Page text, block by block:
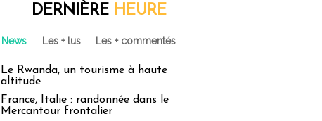
DERNIÈRE HEURE
News Les + lus Les + commentés
Le Rwanda, un tourisme à haute
altitude
France, Italie : randonnée dans le
Mercantour frontalier